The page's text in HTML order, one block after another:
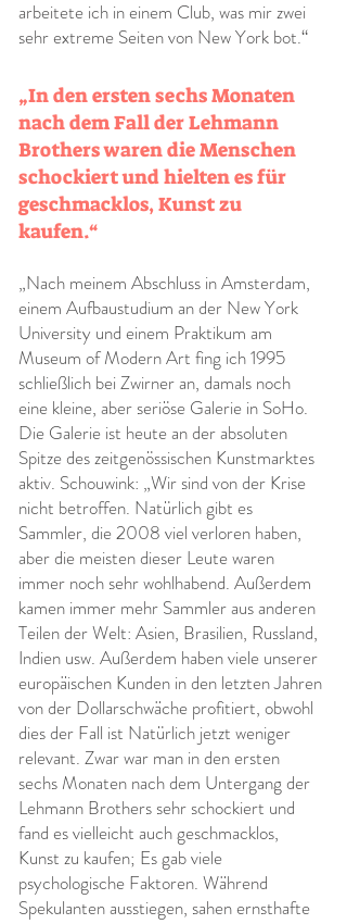
arbeitete ich in einem Club, was mir zwei
sehr extreme Seiten von New York bot.“
„In den ersten sechs Monaten
nach dem Fall der Lehmann
Brothers waren die Menschen
schockiert und hielten es für
geschmacklos, Kunst zu
kaufen.“
„Nach meinem Abschluss in Amsterdam,
einem Aufbaustudium an der New York
University und einem Praktikum am
Museum of Modern Art fing ich 1995
schließlich bei Zwirner an, damals noch
eine kleine, aber seriöse Galerie in SoHo.
Die Galerie ist heute an der absoluten
Spitze des zeitgenössischen Kunstmarktes
aktiv. Schouwink: „Wir sind von der Krise
nicht betroffen. Natürlich gibt es
Sammler, die 2008 viel verloren haben,
aber die meisten dieser Leute waren
immer noch sehr wohlhabend. Außerdem
kamen immer mehr Sammler aus anderen
Teilen der Welt: Asien, Brasilien, Russland,
Indien usw. Außerdem haben viele unserer
europäischen Kunden in den letzten Jahren
von der Dollarschwäche profitiert, obwohl
dies der Fall ist Natürlich jetzt weniger
relevant. Zwar war man in den ersten
sechs Monaten nach dem Untergang der
Lehmann Brothers sehr schockiert und
fand es vielleicht auch geschmacklos,
Kunst zu kaufen; Es gab viele
psychologische Faktoren. Während
Spekulanten ausstiegen, sahen ernsthafte